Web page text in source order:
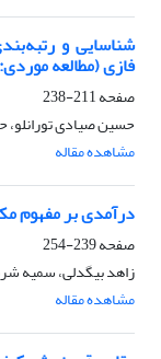
شناسایی و
فازی (مطالعه
صفحه211-238
حسین صیادی
مشاهده مقاله
درآمدی بر مفهوم
صفحه239-254
زاهد بیگدلی، سمیه
مشاهده مقاله